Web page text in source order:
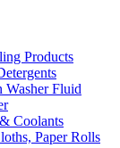
Products
Washer Fluid
Coolants
Paper Rolls